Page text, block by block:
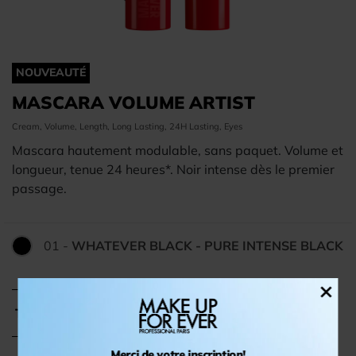
×
NOUVEAUTÉ
MASCARA VOLUME ARTIST
Cream, Volume, Length, Long Lasting, 24H Lasting, Eyes
Mascara hautement modulable, sans paquet. Volume et
longueur, tenue 24 heures*. Noir intense dès le premier
passage.
Couleur:
01 - WHATEVER BLACK - PURE INTENSE BLACK
Taille :